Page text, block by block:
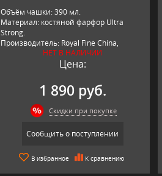
Объём чашки: 390 мл.
Материал: костяной фарфор Ultra
Strong.
Производитель: Royal Fine China,
НЕТ В НАЛИЧИИ
Цена:
1 890 руб.
Скидки при покупке
Сообщить о поступлении
В избранное К сравнению